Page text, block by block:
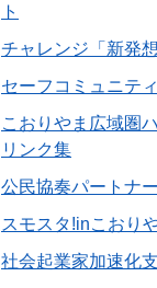
ト
チャレンジ「新発
セーフコミュニティ
こおりやま広域圏
リンク集
公民協奏パートナ
スモスタ!inこおり
社会起業家加速化